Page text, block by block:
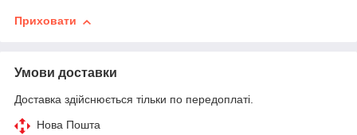
Приховати
Умови доставки
Доставка здійснюється тільки по передоплаті.
Нова Пошта